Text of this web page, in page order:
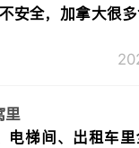
安全，加拿大很
里
电梯间、出租车